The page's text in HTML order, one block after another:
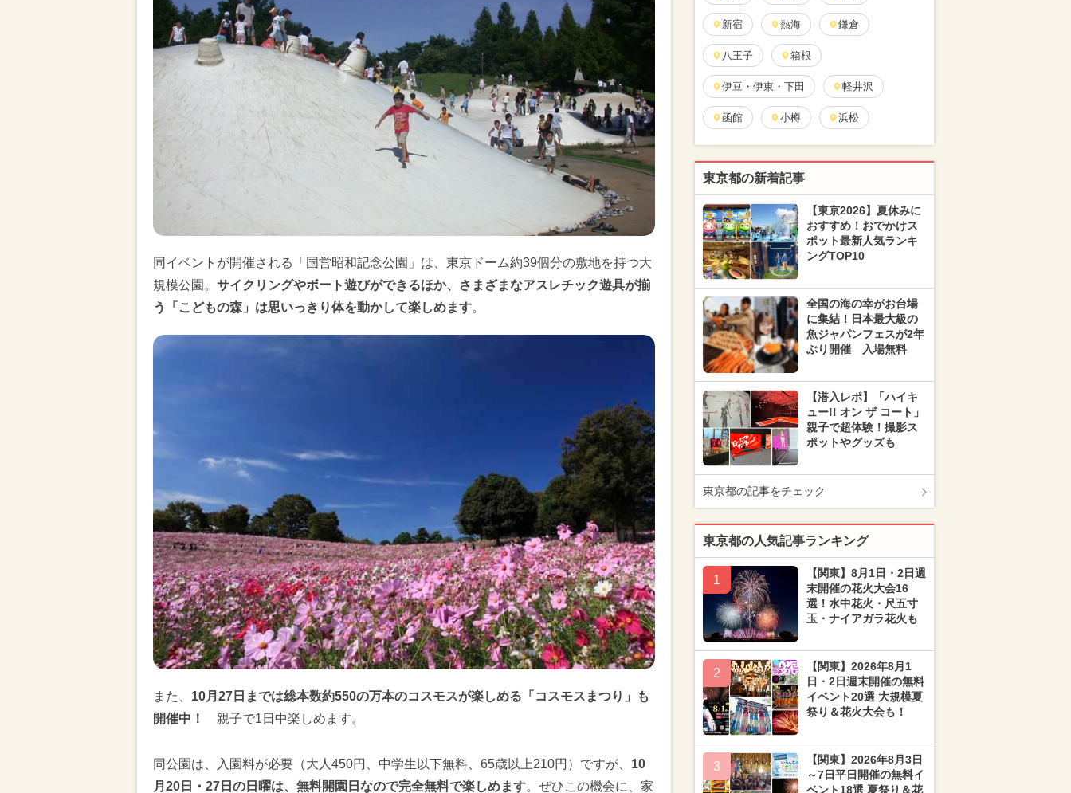
同イベントが開催される「国営昭和記念公園」は、東京ドーム約39個分の敷地を持つ大
規模公園。 サイクリングやボート遊びができるほか、さまざまなアスレチック遊具が揃
う「こどもの森」は思いっきり体を動かして楽しめます。
また、 10月27日までは総本数約550の万本のコスモスが楽しめる「コスモスまつり」も
開催中！
親子で1日中楽しめます。
同公園は、入園料が必要（大人450円、中学生以下無料、65歳以上210円）ですが、 10
月20日・27日の日曜は、無料開園日なので完全無料で楽しめます。ぜひこの機会に、家
新宿 熱海 鎌倉
八王子 箱根
伊豆・伊東・下田 軽井沢
函館 小樽 浜松
東京都の新着記事
【東京2026】夏休みに
おすすめ！おでかけス
ポット最新人気ランキ
ングTOP10
全国の海の幸がお台場
に集結！日本最大級の
魚ジャパンフェスが2年
ぶり開催 入場無料
【潜入レポ】「ハイキ
ュー!! オン ザ コート」
親子で超体験！撮影ス
ポットやグッズも
東京都の記事をチェック
東京都の人気記事ランキング
1
【関東】8月1日・2日週
末開催の花火大会16
選！水中花火・尺五寸
玉・ナイアガラ花火も
2
【関東】2026年8月1
日・2日週末開催の無料
イベント20選 大規模夏
祭り＆花火大会も！
3
【関東】2026年8月3日
～7日平日開催の無料イ
ベント18選 夏祭り＆花